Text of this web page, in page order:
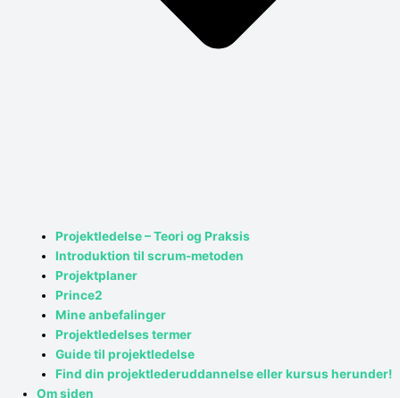
Projektledelse – Teori og Praksis
Introduktion til scrum-metoden
Projektplaner
Prince2
Mine anbefalinger
Projektledelses termer
Guide til projektledelse
Find din projektlederuddannelse eller kursus herunder!
Om siden